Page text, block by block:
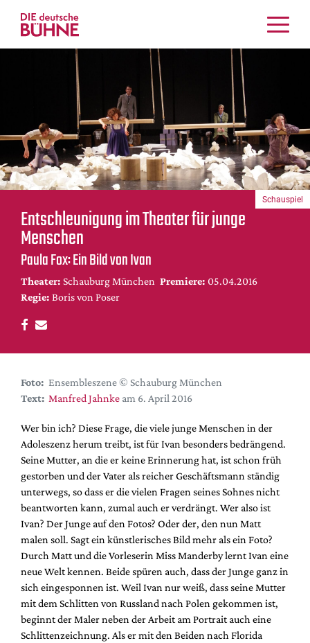
Schauspiel
Musiktheater
Tanz
Crossover
Bühnenwelt
Festivals & Veranstaltungen
Menschen & Theater
Themen
Internationales
Nachrufe
Medientipps
DdB-map
Festival-Planer
Alle Hefte
Leseproben
Podcast
Service
Shop / Abo
Newsletter
Redaktion
Autor:innen
Partner
Mediadaten
Entschleunigung im Theater für junge
Menschen
Paula Fox: Ein Bild von Ivan
Theater: Schauburg München Premiere: 05.04.2016
Regie: Boris von Poser
Schauspiel
Foto: Ensembleszene © Schauburg München
Text: Manfred Jahnke am 6. April 2016
Wer bin ich? Diese Frage, die viele junge Menschen in der
Adoleszenz herum treibt, ist für Ivan besonders bedrängend.
Seine Mutter, an die er keine Erinnerung hat, ist schon früh
gestorben und der Vater als reicher Geschäftsmann ständig
unterwegs, so dass er die vielen Fragen seines Sohnes nicht
beantworten kann, zumal auch er verdrängt. Wer also ist
Ivan? Der Junge auf den Fotos? Oder der, den nun Matt
malen soll. Sagt ein künstlerisches Bild mehr als ein Foto?
Durch Matt und die Vorleserin Miss Manderby lernt Ivan eine
neue Welt kennen. Beide spüren auch, dass der Junge ganz in
sich eingesponnen ist. Weil Ivan nur weiß, dass seine Mutter
mit dem Schlitten von Russland nach Polen gekommen ist,
beginnt der Maler neben der Arbeit am Portrait auch eine
Schlittenzeichnung. Als er mit den Beiden nach Florida